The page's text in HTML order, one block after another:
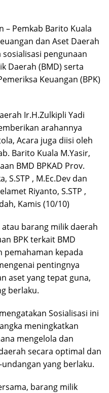
– Pemkab Barito Kuala
dan Aset Daerah
sosialisasi pengunaan
Daerah (BMD) serta
Keuangan (BPK)
Ir.H.Zulkipli Yadi
arahannya
Acara juga diisi oleh
Barito Kuala M.Yasir,
BMD BPKAD Prov.
S.STP , M.Ec.Dev dan
Riyanto, S.STP ,
Kamis (10/10)
barang milik daerah
BPK terkait BMD
kepada
pentingnya
aset yang tepat guna,
berlaku.
Sosialisasi ini
meningkatkan
mengelola dan
secara optimal dan
yang berlaku.
barang milik